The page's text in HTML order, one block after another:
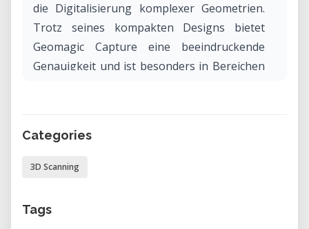
die Digitalisierung komplexer Geometrien.
Trotz seines kompakten Designs bietet
Geomagic Capture eine beeindruckende
Genauigkeit und ist besonders in Bereichen
unserem Labor erhalten Sie Zugang zu
Categories
3D Scanning
Tags